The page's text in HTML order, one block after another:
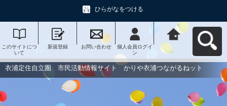
ひらがなをつける
このサイトにつ
いて
新規登録 お問い合わせ
個人会員ログイ
ン
衣浦定住自立
圏 市民活動情
報サイト かり
や衣浦つながる
ねットへ戻る
衣浦定住自立圏 市民活動情報サイト かりや衣浦つながるねット